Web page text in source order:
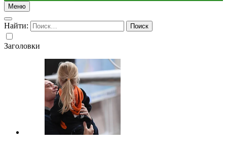
Меню
Найти:
Заголовки